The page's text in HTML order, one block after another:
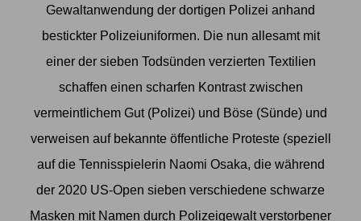
Gewaltanwendung der dortigen Polizei anhand
bestickter Polizeiuniformen. Die nun allesamt mit
einer der sieben Todsünden verzierten Textilien
schaffen einen scharfen Kontrast zwischen
vermeintlichem Gut (Polizei) und Böse (Sünde) und
verweisen auf bekannte öffentliche Proteste (speziell
auf die Tennisspielerin Naomi Osaka, die während
der 2020 US-Open sieben verschiedene schwarze
Masken mit Namen durch Polizeigewalt verstorbener